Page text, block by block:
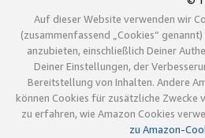
Auf dieser Website verwenden wir
(zusammenfassend „Cookies“
anzubieten, einschließlich Deiner
Deiner Einstellungen, der
Bereitstellung von Inhalten. Andere
können Cookies für zusätzliche Zwecke
zu erfahren, wie Amazon Cookies
zu Amazon-